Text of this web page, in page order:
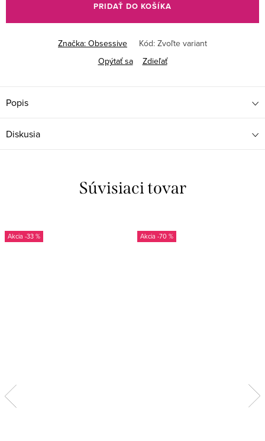
PRIDAŤ DO KOŠÍKA
Značka: Obsessive Kód: Zvoľte variant
Opýtať sa
Zdieľať
Popis
Diskusia
Súvisiaci tovar
-33 % -70 %